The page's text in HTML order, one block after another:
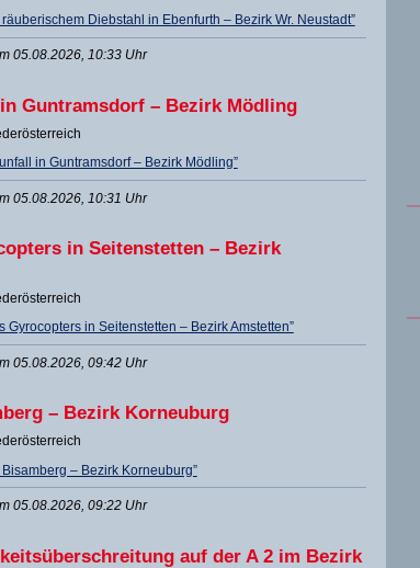
Diebstahl in Ebenfurth – Bezirk Wr. Neustadt”
05.08.2026, 10:33 Uhr
Guntramsdorf – Bezirk Mödling
in Guntramsdorf – Bezirk Mödling”
05.08.2026, 10:31 Uhr
in Seitenstetten – Bezirk
in Seitenstetten – Bezirk Amstetten”
05.08.2026, 09:42 Uhr
– Bezirk Korneuburg
– Bezirk Korneuburg”
05.08.2026, 09:22 Uhr
auf der A 2 im Bezirk